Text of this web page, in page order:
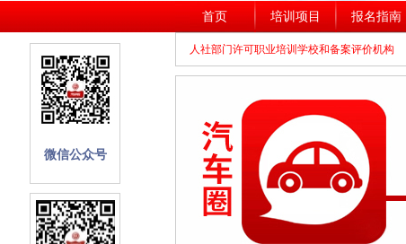
首页 培训项目 报名指南
人社部门许可职业培训学校和备案评价机构
微信公众号